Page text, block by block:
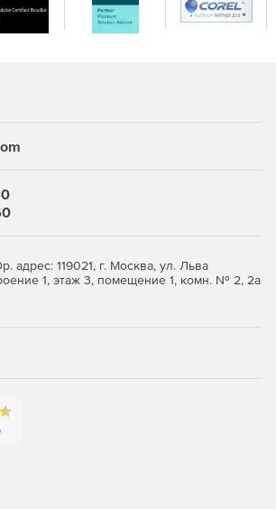
адрес: 119021, г. Москва, ул. Льва
1, этаж 3, помещение 1, комн. № 2, 2а